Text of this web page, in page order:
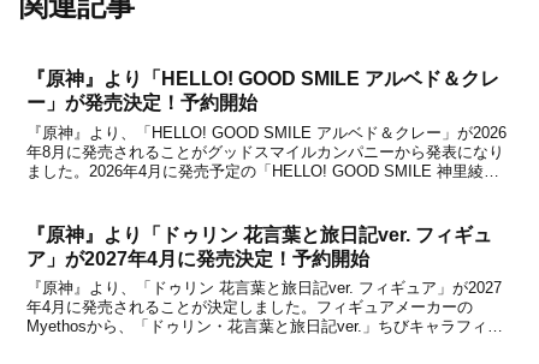
『原神』より「HELLO! GOOD SMILE アルベド＆クレ
ー」が発売決定！予約開始
『原神』より、「HELLO! GOOD SMILE アルベド＆クレー」が2026
年8月に発売されることがグッドスマイルカンパニーから発表になり
ました。2026年4月に発売予定の「HELLO! GOOD SMILE 神里綾人
『原神』より「ドゥリン 花言葉と旅日記ver. フィギュ
ア」が2027年4月に発売決定！予約開始
『原神』より、「ドゥリン 花言葉と旅日記ver. フィギュア」が2027
年4月に発売されることが決定しました。フィギュアメーカーの
Myethosから、「ドゥリン・花言葉と旅日記ver.」ちびキャラフィギ